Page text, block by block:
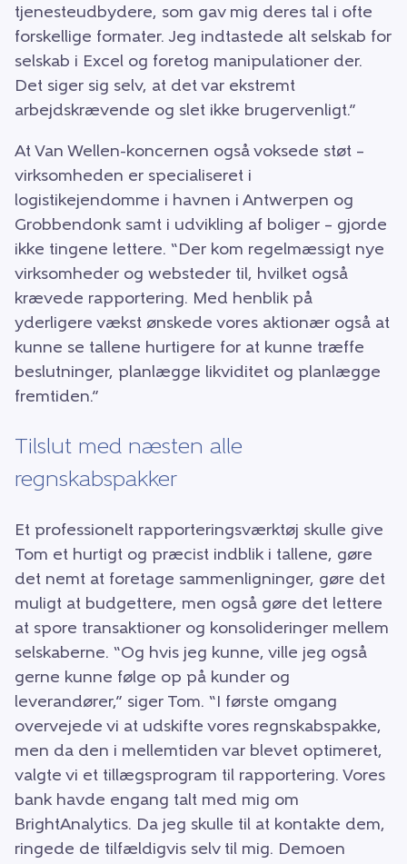
tjenesteudbydere, som gav mig deres tal i ofte
forskellige formater. Jeg indtastede alt selskab for
selskab i Excel og foretog manipulationer der.
Det siger sig selv, at det var ekstremt
arbejdskrævende og slet ikke brugervenligt.”
At Van Wellen-koncernen også voksede støt –
virksomheden er specialiseret i
logistikejendomme i havnen i Antwerpen og
Grobbendonk samt i udvikling af boliger – gjorde
ikke tingene lettere. “Der kom regelmæssigt nye
virksomheder og websteder til, hvilket også
krævede rapportering. Med henblik på
yderligere vækst ønskede vores aktionær også at
kunne se tallene hurtigere for at kunne træffe
beslutninger, planlægge likviditet og planlægge
fremtiden.”
Tilslut med næsten alle
regnskabspakker
Et professionelt rapporteringsværktøj skulle give
Tom et hurtigt og præcist indblik i tallene, gøre
det nemt at foretage sammenligninger, gøre det
muligt at budgettere, men også gøre det lettere
at spore transaktioner og konsolideringer mellem
selskaberne. “Og hvis jeg kunne, ville jeg også
gerne kunne følge op på kunder og
leverandører,” siger Tom. “I første omgang
overvejede vi at udskifte vores regnskabspakke,
men da den i mellemtiden var blevet optimeret,
valgte vi et tillægsprogram til rapportering. Vores
bank havde engang talt med mig om
BrightAnalytics. Da jeg skulle til at kontakte dem,
ringede de tilfældigvis selv til mig. Demoen